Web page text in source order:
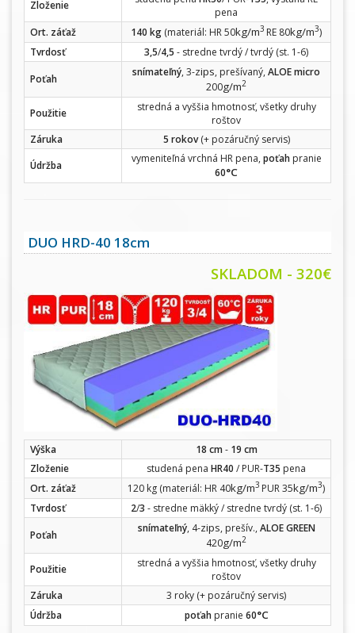
Zloženie
pena
Ort. záťaž
140 kg (materiál: HR 50kg/m3 RE 80kg/m3)
Tvrdosť
3,5/4,5 - stredne tvrdý / tvrdý (st. 1-6)
Poťah
snímateľný, 3-zips, prešívaný, ALOE micro
200g/m2
Použitie
stredná a vyššia hmotnosť, všetky druhy
roštov
Záruka
5 rokov(+ pozáručný servis)
Údržba
vymeniteľná vrchná HR pena, poťahpranie
60°C
DUO HRD-40 18cm
SKLADOM - 320€
Výška 18 cm- 19 cm
Zloženie
studená pena HR40 / PUR-T35 pena
Ort. záťaž
120 kg (materiál: HR 40kg/m3 PUR 35kg/m3)
Tvrdosť
2/3 - stredne mäkký / stredne tvrdý (st. 1-6)
Poťah
snímateľný, 4-zips, prešív., ALOE GREEN
420g/m2
Použitie
stredná a vyššia hmotnosť, všetky druhy
roštov
Záruka
3 roky (+ pozáručný servis)
Údržba
poťahpranie 60°C